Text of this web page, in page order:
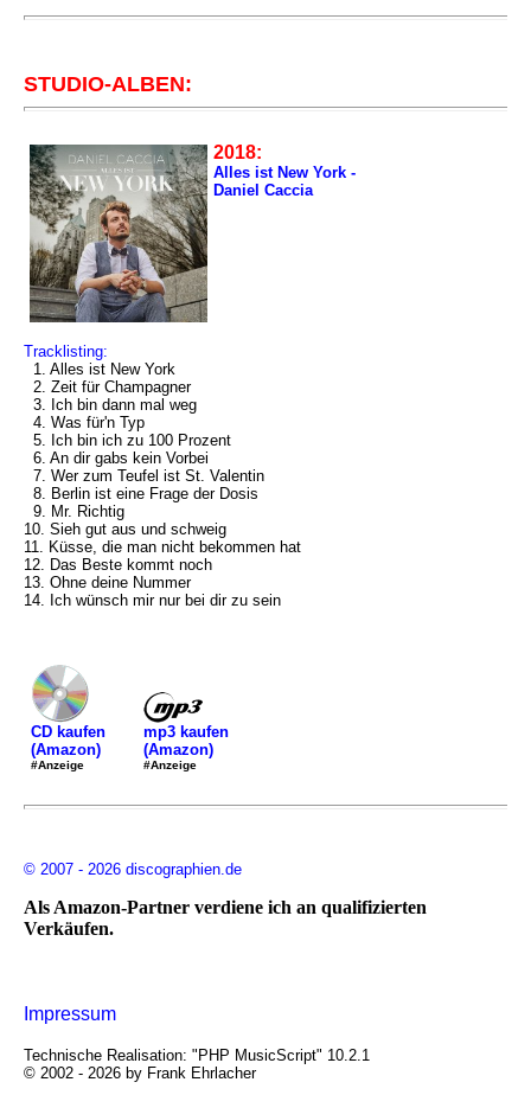
STUDIO-ALBEN:
2018:
Alles ist New York -
Daniel Caccia
Tracklisting:
1. Alles ist New York
2. Zeit für Champagner
3. Ich bin dann mal weg
4. Was für'n Typ
5. Ich bin ich zu 100 Prozent
6. An dir gabs kein Vorbei
7. Wer zum Teufel ist St. Valentin
8. Berlin ist eine Frage der Dosis
9. Mr. Richtig
10. Sieh gut aus und schweig
11. Küsse, die man nicht bekommen hat
12. Das Beste kommt noch
13. Ohne deine Nummer
14. Ich wünsch mir nur bei dir zu sein
CD kaufen
(Amazon)
#Anzeige
mp3 kaufen
(Amazon)
#Anzeige
© 2007 - 2026 discographien.de
Als Amazon-Partner verdiene ich an qualifizierten
Verkäufen.
Impressum
Technische Realisation: "PHP MusicScript" 10.2.1
© 2002 - 2026 by Frank Ehrlacher